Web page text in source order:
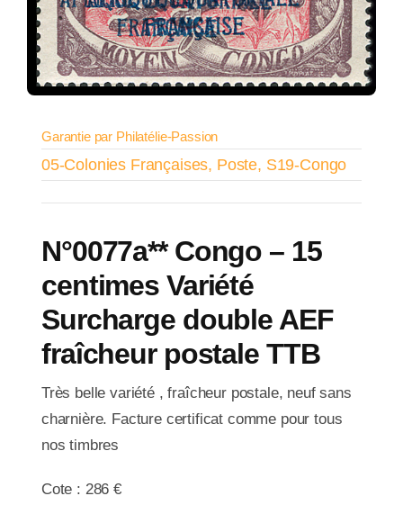
Garantie par Philatélie-Passion
05-Colonies Françaises, Poste, S19-Congo
N°0077a** Congo – 15
centimes Variété
Surcharge double AEF
fraîcheur postale TTB
Très belle variété , fraîcheur postale, neuf sans
charnière. Facture certificat comme pour tous
nos timbres
Cote : 286 €